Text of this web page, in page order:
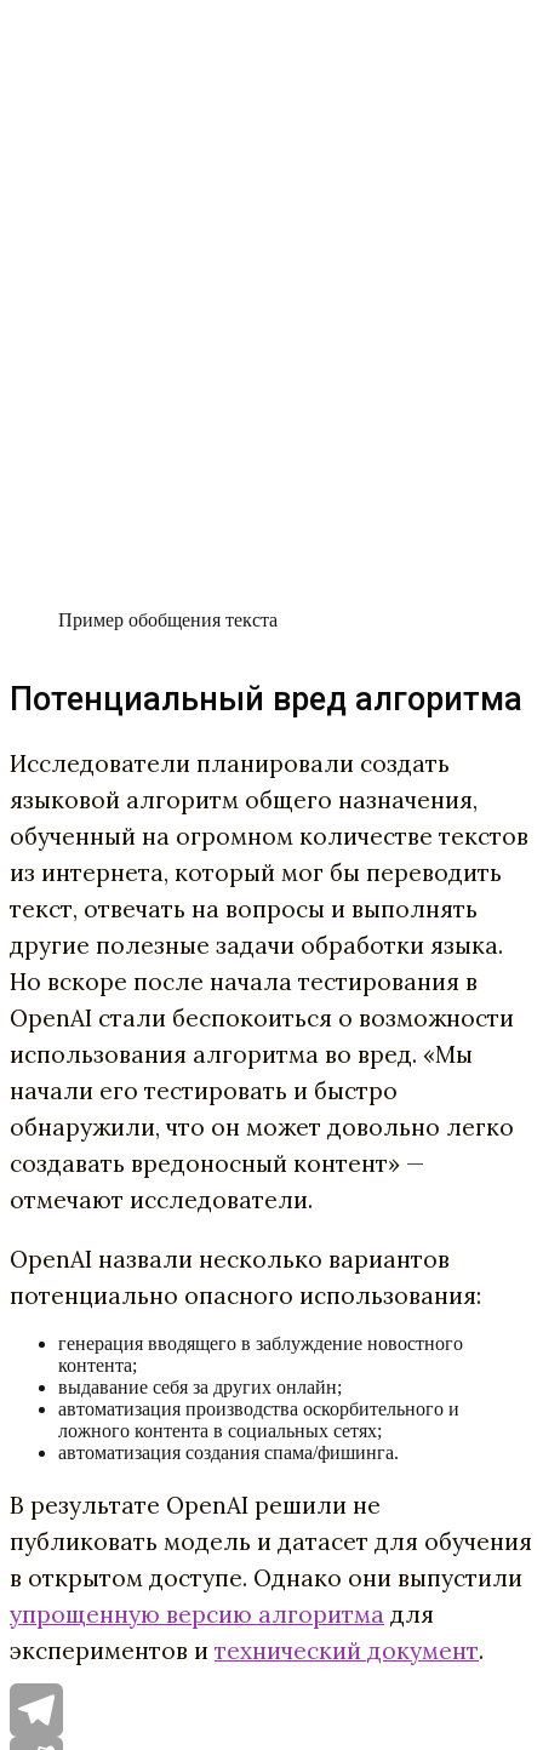
Пример обобщения текста
Потенциальный вред алгоритма
Исследователи планировали создать
языковой алгоритм общего назначения,
обученный на огромном количестве текстов
из интернета, который мог бы переводить
текст, отвечать на вопросы и выполнять
другие полезные задачи обработки языка.
Но вскоре после начала тестирования в
OpenAI стали беспокоиться о возможности
использования алгоритма во вред. «Мы
начали его тестировать и быстро
обнаружили, что он может довольно легко
создавать вредоносный контент» —
отмечают исследователи.
OpenAI назвали несколько вариантов
потенциально опасного использования:
генерация вводящего в заблуждение новостного
контента;
выдавание себя за других онлайн;
автоматизация производства оскорбительного и
ложного контента в социальных сетях;
автоматизация создания спама/фишинга.
В результате OpenAI решили не
публиковать модель и датасет для обучения
в открытом доступе. Однако они выпустили
упрощенную версию алгоритма для
экспериментов и технический документ.